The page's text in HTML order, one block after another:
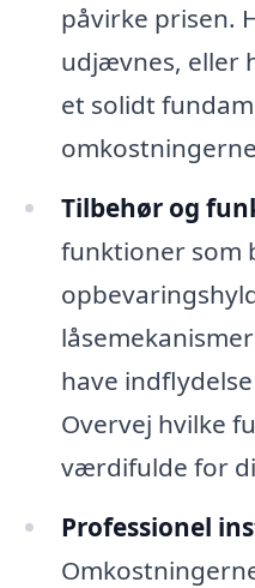
påvirke prisen.
udjævnes, eller
et solidt
Tilbehør og
funktioner som
have
Overvej hvilke
værdifulde for
Professionel